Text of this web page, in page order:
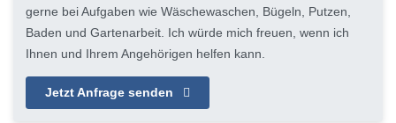
gerne bei Aufgaben wie Wäschewaschen, Bügeln, Putzen,
Baden und Gartenarbeit. Ich würde mich freuen, wenn ich
Ihnen und Ihrem Angehörigen helfen kann.
Jetzt Anfrage senden